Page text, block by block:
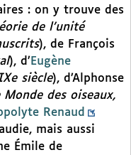
: on y trouve des
de l’unité
), de François
), d’ Eugène
siècle), d’Alphonse
Monde des oiseaux,
Renaud
mais aussi
Émile de